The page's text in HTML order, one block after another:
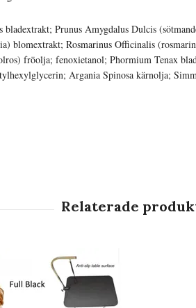
bladextrakt; Prunus Amygdalus Dulcis
blomextrakt; Rosmarinus Officinalis
fröolja; fenoxietanol; Phormium Tenax
Argania Spinosa kärnolja;